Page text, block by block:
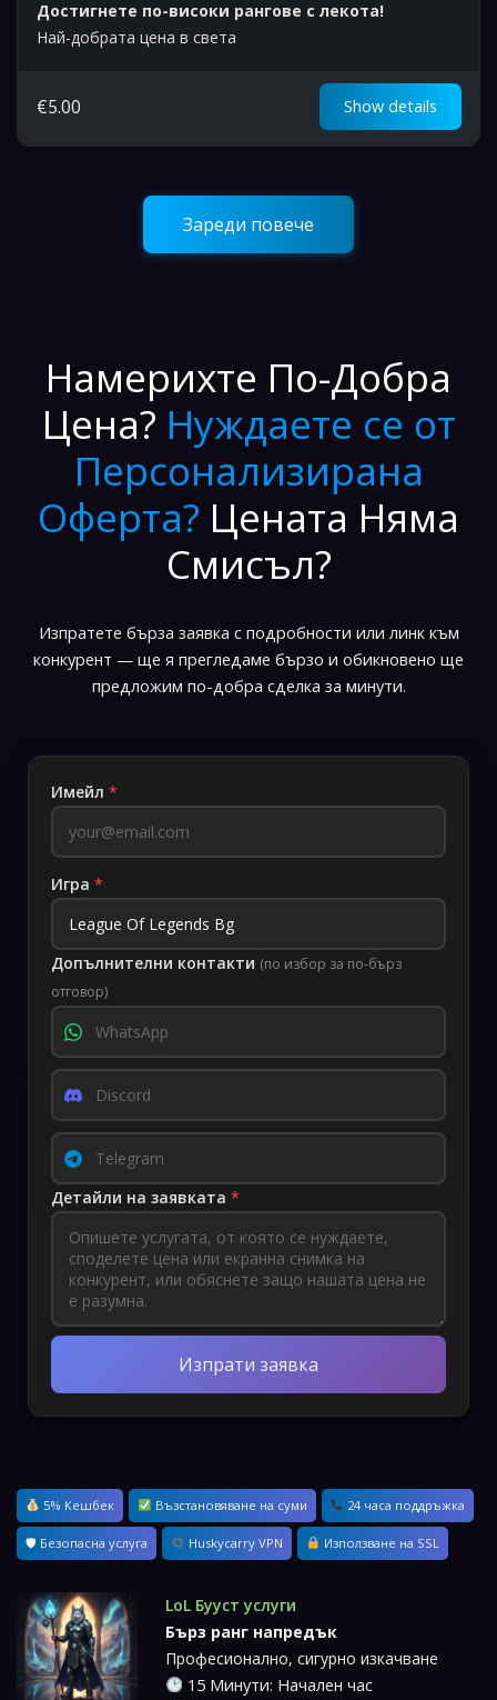
Достигнете по-високи рангове с лекота!
Най-добрата цена в света
€5.00 Show details
Зареди повече
Намерихте По-Добра
Цена? Нуждаете се от
Персонализирана
Оферта? Цената Няма
Смисъл?
Изпратете бърза заявка с подробности или линк към
конкурент — ще я прегледаме бързо и обикновено ще
предложим по-добра сделка за минути.
Имейл *
Игра *
Допълнителни контакти (по избор за по-бърз
отговор)
Детайли на заявката *
Изпрати заявка
5% Кешбек Възстановяване на суми 24 часа поддръжка
🛡 Безопасна услуга Huskycarry VPN Използване на SSL
LoL Бууст услуги
Бърз ранг напредък
Професионално, сигурно изкачване
15 Минути: Начален час